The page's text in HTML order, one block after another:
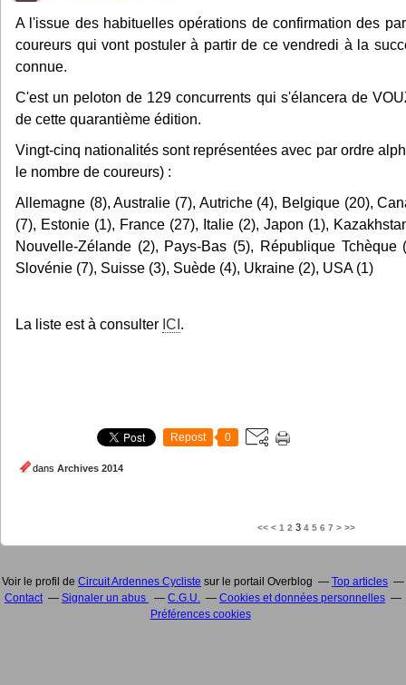
A l'issue des habituelles opérations de confirmation des
coureurs qui vont postuler à partir de ce vendredi à la
connue.
C'est un peloton de 129 concurrents qui s'élancera de
de cette quarantième édition.
Vingt-cinq nationalités sont représentées avec par ordre
le nombre de coureurs) :
Allemagne (8), Australie (7), Autriche (4), Belgique (20),
(7), Estonie (1), France (27), Italie (2), Japon (1),
Nouvelle-Zélande (2), Pays-Bas (5), République
Slovénie (7), Suisse (3), Suède (4), Ukraine (2), USA (1)
La liste est à consulter ICI .
Repost 0
dans Archives 2014
<< < 1 2 3 4 5 6 7 > >>
Voir le profil de Circuit Ardennes Cycliste sur le portail Overblog
Top articles
Contact
Signaler un abus C.G.U.
Cookies et données personnelles
Préférences cookies